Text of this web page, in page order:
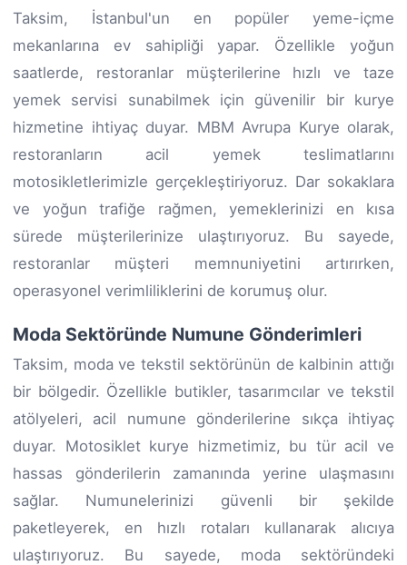
Taksim, İstanbul'un en popüler yeme-içme
mekanlarına ev sahipliği yapar. Özellikle yoğun
saatlerde, restoranlar müşterilerine hızlı ve taze
yemek servisi sunabilmek için güvenilir bir kurye
hizmetine ihtiyaç duyar. MBM Avrupa Kurye olarak,
restoranların acil yemek teslimatlarını
motosikletlerimizle gerçekleştiriyoruz. Dar sokaklara
ve yoğun trafiğe rağmen, yemeklerinizi en kısa
sürede müşterilerinize ulaştırıyoruz. Bu sayede,
restoranlar müşteri memnuniyetini artırırken,
operasyonel verimliliklerini de korumuş olur.
Moda Sektöründe Numune Gönderimleri
Taksim, moda ve tekstil sektörünün de kalbinin attığı
bir bölgedir. Özellikle butikler, tasarımcılar ve tekstil
atölyeleri, acil numune gönderilerine sıkça ihtiyaç
duyar. Motosiklet kurye hizmetimiz, bu tür acil ve
hassas gönderilerin zamanında yerine ulaşmasını
sağlar. Numunelerinizi güvenli bir şekilde
paketleyerek, en hızlı rotaları kullanarak alıcıya
ulaştırıyoruz. Bu sayede, moda sektöründeki